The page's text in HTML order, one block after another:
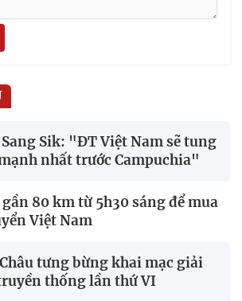
Sik: "ĐT Việt Nam sẽ tung
nhất trước Campuchia"
80 km từ 5h30 sáng để mua
Việt Nam
tưng bừng khai mạc giải
thống lần thứ VI